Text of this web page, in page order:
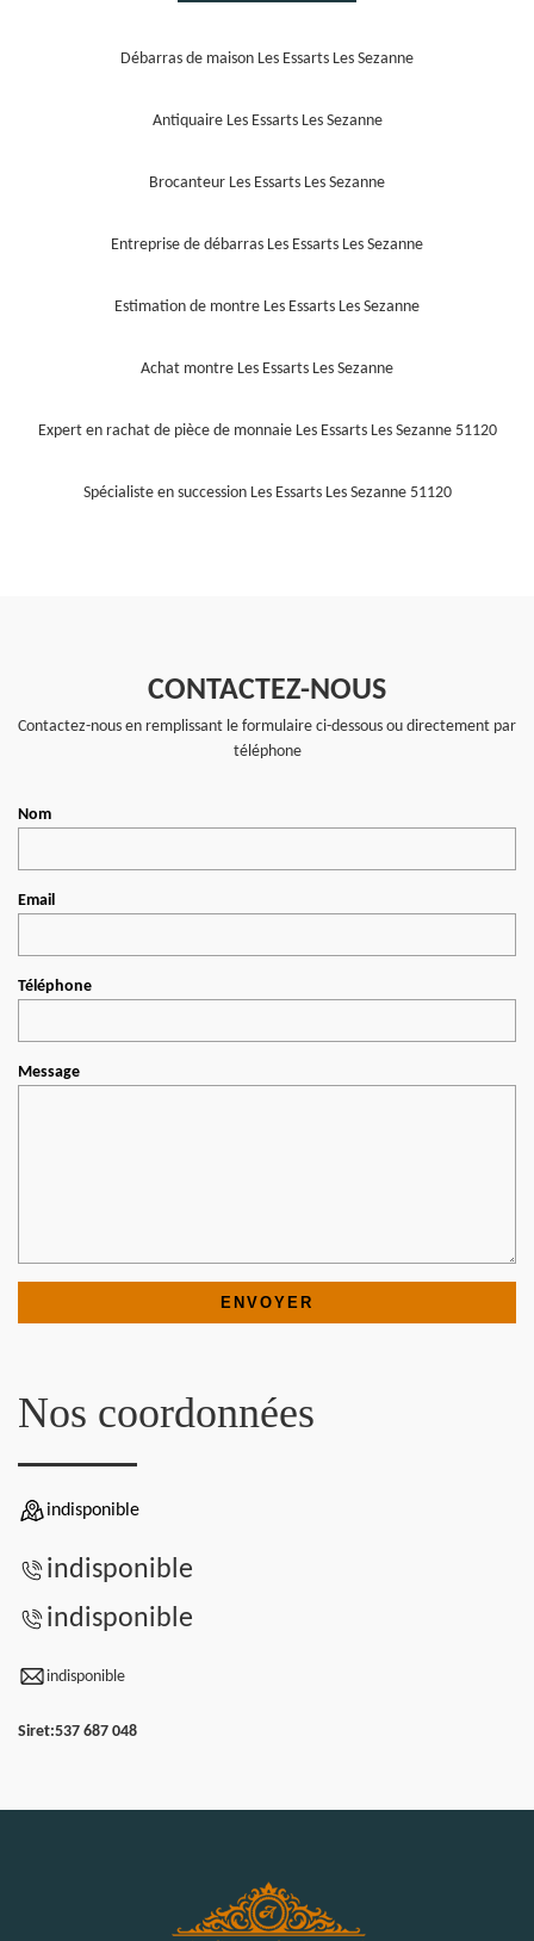
Débarras de maison Les Essarts Les Sezanne
Antiquaire Les Essarts Les Sezanne
Brocanteur Les Essarts Les Sezanne
Entreprise de débarras Les Essarts Les Sezanne
Estimation de montre Les Essarts Les Sezanne
Achat montre Les Essarts Les Sezanne
Expert en rachat de pièce de monnaie Les Essarts Les Sezanne 51120
Spécialiste en succession Les Essarts Les Sezanne 51120
CONTACTEZ-NOUS
Contactez-nous en remplissant le formulaire ci-dessous ou directement par
téléphone
Nom
Email
Téléphone
Message
Nos coordonnées
indisponible
indisponible
indisponible
indisponible
Siret:537 687 048